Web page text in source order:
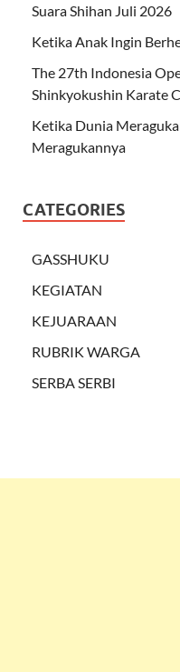
Suara Shihan Juli 2026
Ketika Anak Ingin
The 27th Indonesia
Shinkyokushin Karate
Ketika Dunia
Meragukannya
CATEGORIES
GASSHUKU
KEGIATAN
KEJUARAAN
RUBRIK WARGA
SERBA SERBI